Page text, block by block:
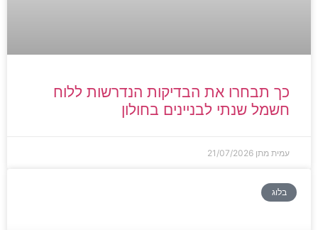
כך תבחרו את הבדיקות הנדרשות ללוח
חשמל שנתי לבניינים בחולון
עמית מתן 21/07/2026
בלוג